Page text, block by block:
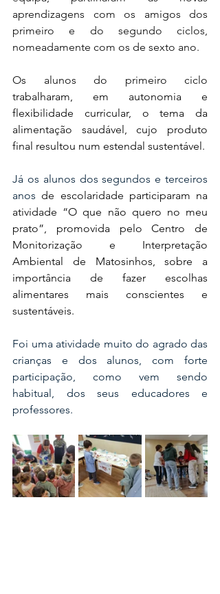
aprendizagens com os amigos dos
primeiro e do segundo ciclos,
nomeadamente com os de sexto ano.
Os alunos do primeiro ciclo
trabalharam, em autonomia e
flexibilidade curricular, o tema da
alimentação saudável, cujo produto
final resultou num estendal sustentável.
Já os alunos dos segundos e terceiros
anos de escolaridade participaram na
atividade “O que não quero no meu
prato”, promovida pelo Centro de
Monitorização e Interpretação
Ambiental de Matosinhos, sobre a
importância de fazer escolhas
alimentares mais conscientes e
sustentáveis.
Foi uma atividade muito do agrado das
crianças e dos alunos, com forte
participação, como vem sendo
habitual, dos seus educadores e
professores.